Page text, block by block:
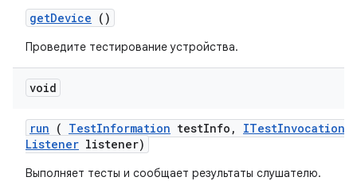
getDevice ()
Проведите тестирование устройства.
void
run ( TestInformation testInfo , ITestInvocation
Listener listener)
Выполняет тесты и сообщает результаты слушателю.